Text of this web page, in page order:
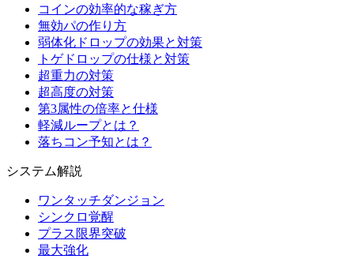
コインの効率的な稼ぎ方
無効パの作り方
弱体化ドロップの効果と対策
トゲドロップの仕様と対策
超重力の対策
超高度の対策
第3属性の倍率と仕様
軽減ループとは？
落ちコン予知とは？
システム解説
ワンタッチダンジョン
シンクロ覚醒
プラス限界突破
最大強化